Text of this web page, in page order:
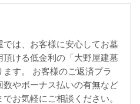
では、お客様に安心してお墓
ける低金利の「大野屋建墓
す。 お客様のご返済プラ
数やボーナス払いの有無など
お気軽にご相談ください。